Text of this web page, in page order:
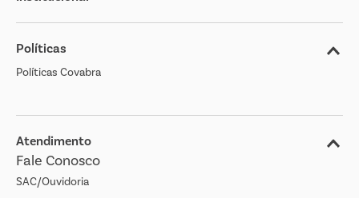
Sobre o Covabra
Nossas Lojas
Cliente Bem Estar
Jornal de Ofertas
Transparência Salarial
Políticas
Políticas Covabra
Atendimento
Fale Conosco
SAC/Ouvidoria